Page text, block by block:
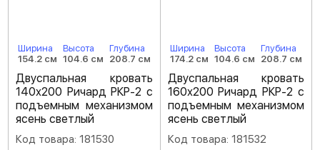
Ширина
154.2 см
Высота
104.6 см
Глубина
208.7 см
Двуспальная кровать
140х200 Ричард РКР-2 с
подъемным механизмом
ясень светлый
Код товара: 181530
Ширина
174.2 см
Высота
104.6 см
Глубина
208.7 см
Двуспальная кровать
160х200 Ричард РКР-2 с
подъемным механизмом
ясень светлый
Код товара: 181532